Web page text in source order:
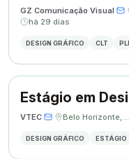
GZ Comunicação Visual· ·
há 29 dias
DESIGN GRÁFICO CLT
Estágio em
VTEC· · Belo
DESIGN GRÁFICO ESTÁGIO